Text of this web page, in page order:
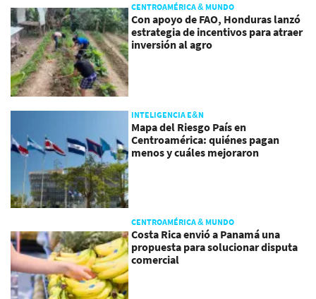
CENTROAMÉRICA & MUNDO
Con apoyo de FAO, Honduras lanzó
estrategia de incentivos para atraer
inversión al agro
INTELIGENCIA E&N
Mapa del Riesgo País en
Centroamérica: quiénes pagan
menos y cuáles mejoraron
CENTROAMÉRICA & MUNDO
Costa Rica envió a Panamá una
propuesta para solucionar disputa
comercial